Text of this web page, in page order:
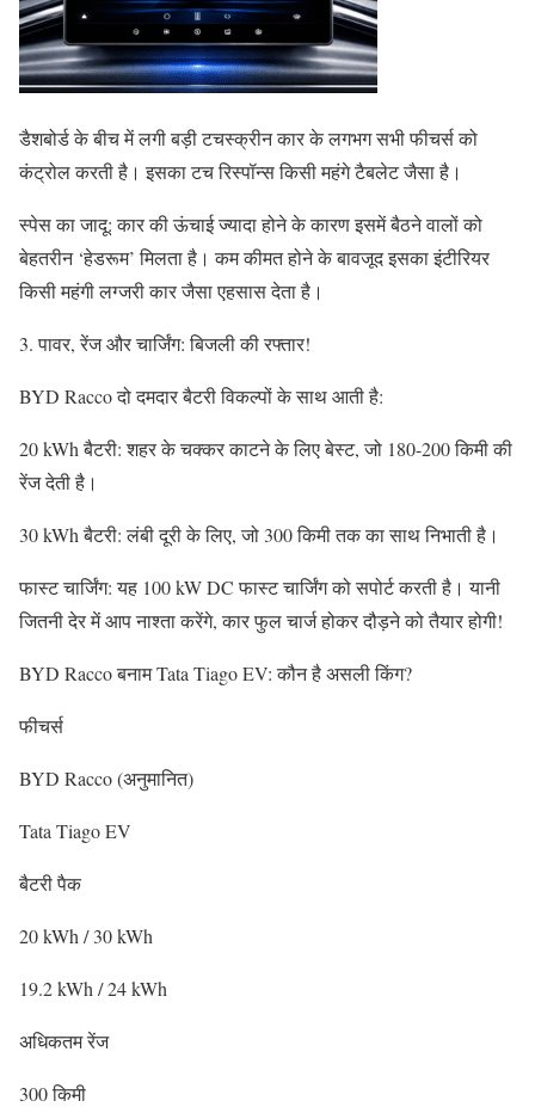
डैशबोर्ड के बीच में लगी बड़ी टचस्क्रीन कार के लगभग सभी फीचर्स को
कंट्रोल करती है। इसका टच रिस्पॉन्स किसी महंगे टैबलेट जैसा है।
स्पेस का जादू: कार की ऊंचाई ज्यादा होने के कारण इसमें बैठने वालों को
बेहतरीन ‘हेडरूम’ मिलता है। कम कीमत होने के बावजूद इसका इंटीरियर
किसी महंगी लग्जरी कार जैसा एहसास देता है।
3. पावर, रेंज और चार्जिंग: बिजली की रफ्तार!
BYD Racco दो दमदार बैटरी विकल्पों के साथ आती है:
20 kWh बैटरी: शहर के चक्कर काटने के लिए बेस्ट, जो 180-200 किमी की
रेंज देती है।
30 kWh बैटरी: लंबी दूरी के लिए, जो 300 किमी तक का साथ निभाती है।
फास्ट चार्जिंग: यह 100 kW DC फास्ट चार्जिंग को सपोर्ट करती है। यानी
जितनी देर में आप नाश्ता करेंगे, कार फुल चार्ज होकर दौड़ने को तैयार होगी!
BYD Racco बनाम Tata Tiago EV: कौन है असली किंग?
फीचर्स
BYD Racco (अनुमानित)
Tata Tiago EV
बैटरी पैक
20 kWh / 30 kWh
19.2 kWh / 24 kWh
अधिकतम रेंज
300 किमी